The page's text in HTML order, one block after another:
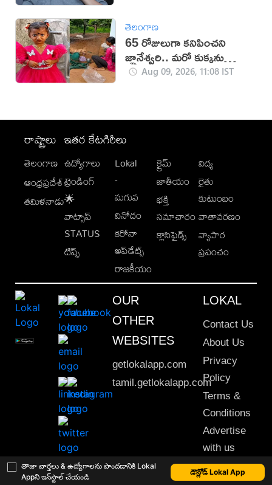
తాజా వార్తలు & ఉద్యోగాలను పొందడానికి Lokal
Appని ఇన్‌స్టాల్ చేయండి
డౌన్లోడ్ Lokal App
తెలంగాణ
65 రోజులుగా కనిపించని
జ్ఞానేశ్వరి.. మరో కుక్కను
తెచ్చుకున్న పేరెంట్స్
Aug 09, 2026, 11:08 IST
రాష్ట్రాలు
తెలంగాణ
ఆంధ్రప్రదేశ్
తమిళనాడు
ఇతర కేటగిరీలు
ఉద్యోగాలు
ట్రెండింగ్
🌟
వాట్సాప్
STATUS
టిప్స్
Lokal
-
మగువ
వినోదం
కరోనా
అప్‌డేట్స్
రాజకీయం
క్రైమ్
జాతీయం
భక్తి
సమాచారం
క్లాసిఫైడ్స్
విద్య
రైతు
కుటుంబం
వాతావరణం
వ్యాపార
ప్రపంచం
OUR
OTHER
WEBSITES
getlokalapp.com
tamil.getlokalapp.com
LOKAL
Contact Us
About Us
Privacy
Policy
Terms &
Conditions
Advertise
with us
Sitemap
This material may not be published, transmitted, rewritten or redistributed. © 2020 Lokal App. All rights reserved.